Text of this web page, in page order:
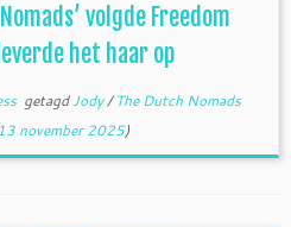
volgde Freedom
het haar op
getagdJody/The Dutch Nomads
november 2025)